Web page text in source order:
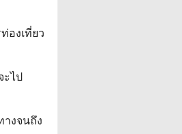
องเที่ยว
ะไป
งจนถึง